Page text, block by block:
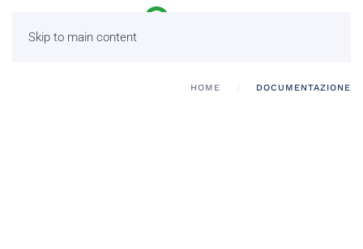
Skip to main content
HOME DOCUMENTAZIONE